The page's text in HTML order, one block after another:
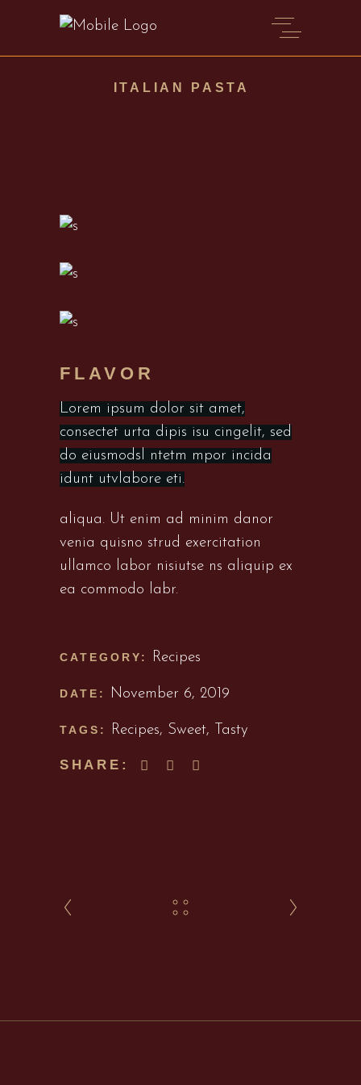
ITALIAN PASTA
FLAVOR
Lorem ipsum dolor sit amet,
consectet urta dipis isu cingelit, sed
do eiusmodsl ntetm mpor incida
idunt utvlabore eti.
aliqua. Ut enim ad minim danor
venia quisno strud exercitation
ullamco labor nisiutse ns aliquip ex
ea commodo labr.
CATEGORY: Recipes
DATE: November 6, 2019
TAGS: Recipes, Sweet, Tasty
SHARE: